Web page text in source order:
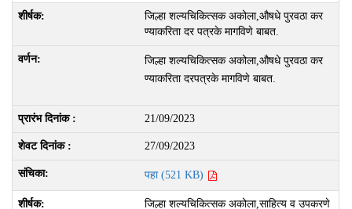
जिल्हा शल्यचिकित्सक अकोला,औषधे पुरवठा कर
ण्याकरिता दर पत्रके मागविणे बाबत.
जिल्हा शल्यचिकित्सक अकोला,औषधे पुरवठा कर
ण्याकरिता दरपत्रके मागविणे बाबत.
21/09/2023
27/09/2023
पहा (521 KB)
जिल्हा शल्यचिकित्सक अकोला,साहित्य व उपकरणे